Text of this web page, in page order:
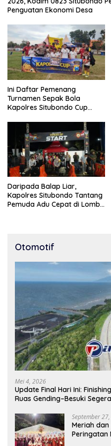
Penguatan Ekonomi Desa
Ini Daftar Pemenang
Turnamen Sepak Bola
Kapolres Situbondo Cup
10 Tahun
Daripada Balap Liar,
Kapolres Situbondo Tantang
Pemuda Adu Cepat di Lomba
Otomotif
Mei 4, 2026
Update Final Hari Ini:
Ruas Gending–Besuki
September
Meriah dan
Peringatan